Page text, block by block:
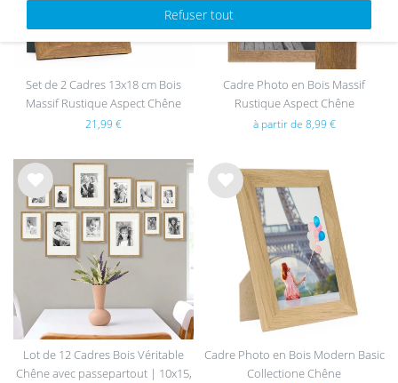
Set de 2 Cadres 13x18 cm Bois
Massif Rustique Aspect Chêne
avec Verre
21,99 €
Cadre Photo en Bois Massif
Rustique Aspect Chêne
à partir de 8,99 €
List
e de
sou
hait
Lot de 12 Cadres Bois Véritable
Chêne avec passepartout | 10x15,
List
Cadre Photo en Bois Modern Basic
Collectione Chêne
Refuser tout